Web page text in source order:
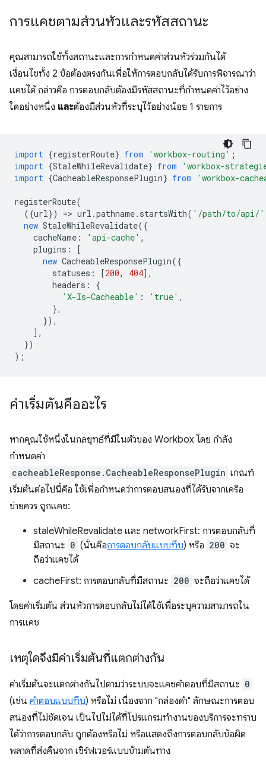
การแคชตามส่วนหัวและรหัสสถานะ
คุณสามารถใช้ทั้งสถานะและการกำหนดค่าส่วนหัวร่วมกันได้
เงื่อนไขทั้ง 2 ข้อต้องตรงกันเพื่อให้การตอบกลับได้รับการพิจารณาว่า
แคชได้ กล่าวคือ การตอบกลับต้องมีรหัสสถานะที่กําหนดค่าไว้อย่าง
ใดอย่างหนึ่ง และต้องมีส่วนหัวที่ระบุไว้อย่างน้อย 1 รายการ
import {registerRoute} from 'workbox-routing' ;
import {StaleWhileRevalidate} from
'workbox-
import {CacheableResponsePlugin} from 'workbox-
registerRoute(
({url}) => url .pathname. startsWith( '/path/to/api/'
new StaleWhileRevalidate({
cacheName : 'api-cache' ,
plugins :
[
new CacheableResponsePlugin({
statuses : [200, 404],
headers :
{
'X-Is-Cacheable' : 'true' ,
},
}),
],
})
);
ค่าเริ่มต้นคืออะไร
หากคุณใช้หนึ่งในกลยุทธ์ที่มีในตัวของ Workbox โดย กำลัง
กำหนดค่า
cacheableResponse.CacheableResponsePlugin เกณฑ์
เริ่มต้นต่อไปนี้คือ ใช้เพื่อกำหนดว่าการตอบสนองที่ได้รับจากเครือ
ข่ายควร ถูกแคช:
staleWhileRevalidate และ networkFirst: การตอบกลับที่
มีสถานะ 0 (นั่นคือการตอบกลับแบบทึบ) หรือ 200 จะ
ถือว่าแคชได้
cacheFirst: การตอบกลับที่มีสถานะ 200 จะถือว่าแคชได้
โดยค่าเริ่มต้น ส่วนหัวการตอบกลับไม่ได้ใช้เพื่อระบุความสามารถใน
การแคช
เหตุใดจึงมีค่าเริ่มต้นที่แตกต่างกัน
ค่าเริ่มต้นจะแตกต่างกันไปตามว่าระบบจะแคชคำตอบที่มีสถานะ 0
(เช่น คำตอบแบบทึบ) หรือไม่ เนื่องจาก "กล่องดำ" ลักษณะการตอบ
สนองที่ไม่ชัดเจน เป็นไปไม่ได้ที่โปรแกรมทำงานของบริการจะทราบ
ได้ว่าการตอบกลับ ถูกต้องหรือไม่ หรือแสดงถึงการตอบกลับข้อผิด
พลาดที่ส่งคืนจาก เซิร์ฟเวอร์แบบข้ามต้นทาง